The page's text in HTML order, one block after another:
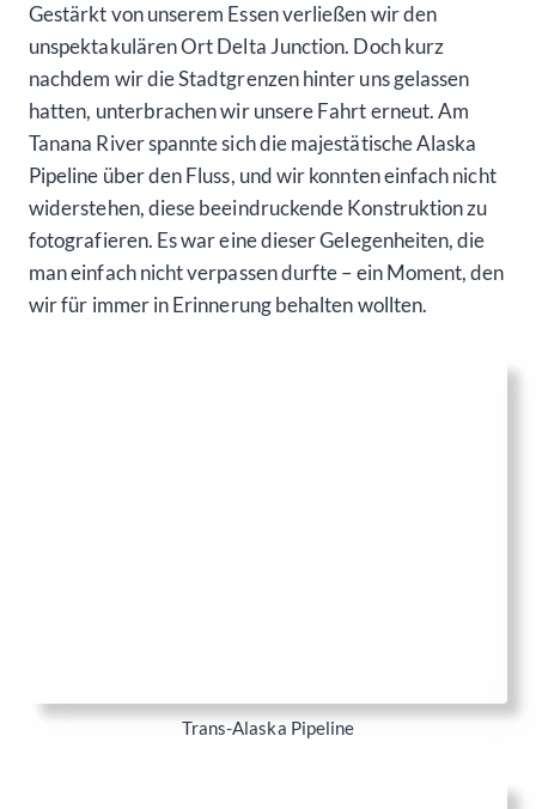
Gestärkt von unserem Essen verließen wir den
unspektakulären Ort Delta Junction. Doch kurz
nachdem wir die Stadtgrenzen hinter uns gelassen
hatten, unterbrachen wir unsere Fahrt erneut. Am
Tanana River spannte sich die majestätische Alaska
Pipeline über den Fluss, und wir konnten einfach nicht
widerstehen, diese beeindruckende Konstruktion zu
fotografieren. Es war eine dieser Gelegenheiten, die
man einfach nicht verpassen durfte – ein Moment, den
wir für immer in Erinnerung behalten wollten.
graues Ambiente, als wir vor dem Santa Claus House